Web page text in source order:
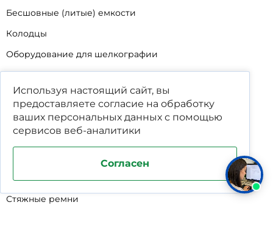
Бесшовные (литые) емкости
Колодцы
Оборудование для шелкографии
Кабины для промывки и напыления
Технические мойки
Биопрепараты
Сигнализатор уровня
Подставка под жироуловители
Фильтр-мешки для пескоуловителей
Стяжные ремни
Используя настоящий сайт, вы
предоставляете согласие на обработку
ваших персональных данных с помощью
сервисов веб-аналитики
Согласен